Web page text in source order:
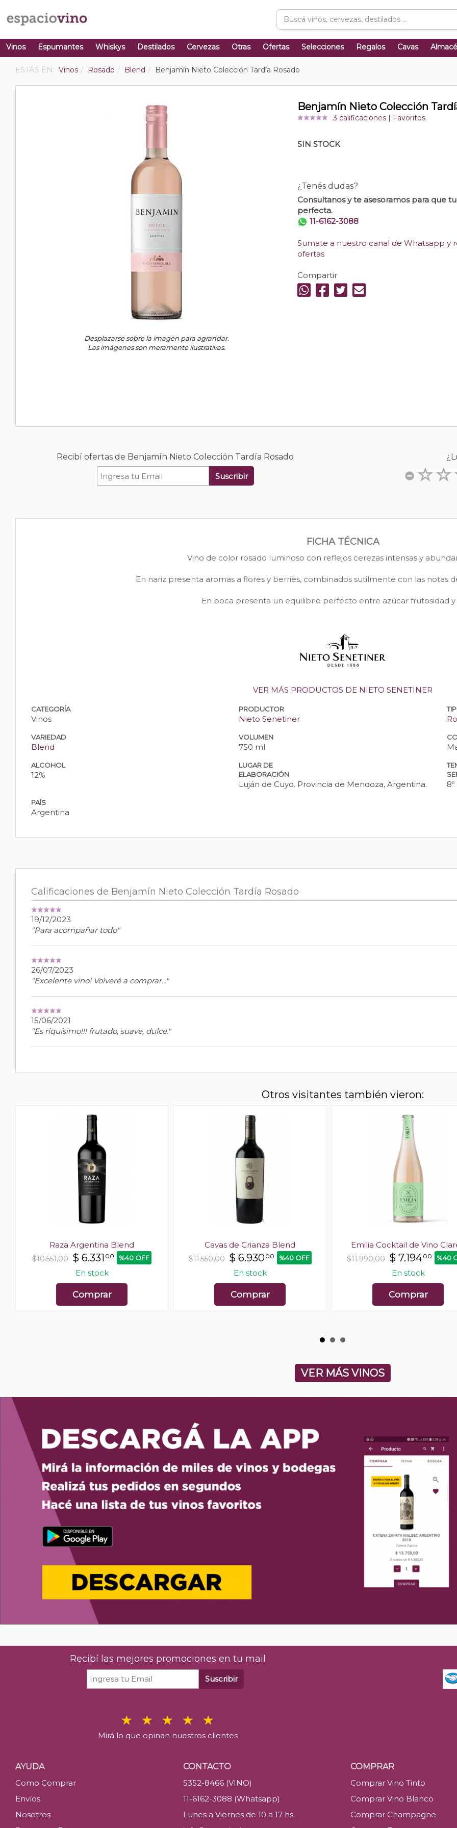
Vinos Espumantes Whiskys Destilados Cervezas Otras Ofertas Selecciones Regalos Cavas
ESTÁS EN: Vinos Rosado Blend Benjamín Nieto Colección Tardía Rosado
Desplazarse sobre la imagen para agrandar.
Las imágenes son meramente ilustrativas.
Benjamín Nieto Colección
3 calificaciones| Favoritos
SIN STOCK
¿Tenés dudas?
Consultanos y te asesoramos para que
perfecta.
11-6162-3088
Sumate a nuestro canal de Whatsapp y
ofertas
Compartir
Recibí ofertas de Benjamín Nieto Colección Tardía Rosado
Suscribir
FICHA TÉCNICA
Vino de color rosado luminoso con reflejos cerezas intensas y
En nariz presenta aromas a flores y berries, combinados sutilmente con las notas
En boca presenta un equilibrio perfecto entre azúcar frutosidad y
VER MÁS PRODUCTOS DE NIETO SENETINER
CATEGORÍA
Vinos
PRODUCTOR
Nieto Senetiner
VARIEDAD
Blend
VOLUMEN
750 ml
ALCOHOL
12%
LUGAR DE
ELABORACIÓN
Luján de Cuyo. Provincia de Mendoza, Argentina. 8º
PAÍS
Argentina
Calificaciones de Benjamín Nieto Colección Tardía Rosado
19/12/2023
"Para acompañar todo"
26/07/2023
"Excelente vino! Volveré a comprar..."
15/06/2021
"Es riquísimo!!! frutado, suave, dulce."
Otros visitantes también vieron:
Raza Argentina Blend
$10.551,00 $ 6.331 00 %40 OFF
En stock
Comprar
Cavas de Crianza Blend
$11.550,00 $ 6.93000 %40 OFF
En stock
Comprar
Emilia Cocktail de Vino
$11.990,00 $ 7.19400 %40
En stock
Comprar
VER MÁS VINOS
Recibí las mejores promociones en tu mail
Suscribir
Mirá lo que opinan nuestros clientes
AYUDA
Como Comprar
Envíos
Nosotros
CONTACTO
5352-8466 (VINO)
11-6162-3088 (Whatsapp)
Lunes a Viernes de 10 a 17 hs.
COMPRAR
Comprar Vino Tinto
Comprar Vino Blanco
Comprar Champagne